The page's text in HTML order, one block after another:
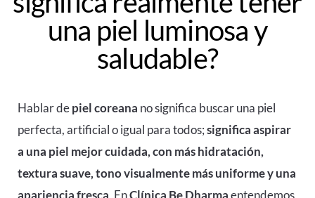
una piel luminosa y
saludable?
Hablar depiel coreana no significa buscar una piel
perfecta, artificial o igual para todos;significa aspirar
a una piel mejor cuidada, con más hidratación,
textura suave, tono visualmente más uniforme y una
apariencia fresca. EnClínica Be Dharmaentendemos